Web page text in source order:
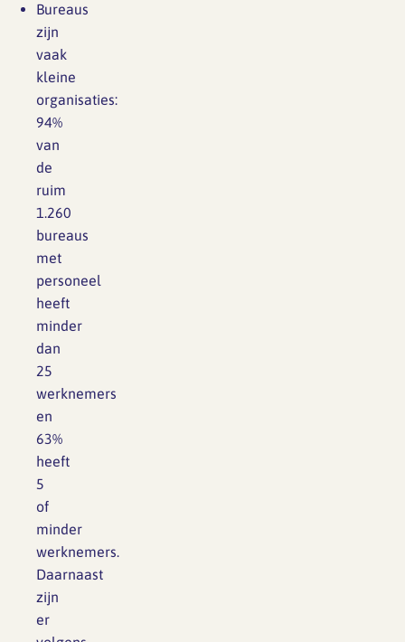
Bureaus
zijn
vaak
kleine
organisaties:
94%
van
de
ruim
1.260
bureaus
met
personeel
heeft
minder
dan
25
werknemers
en
63%
heeft
5
of
minder
werknemers.
Daarnaast
zijn
er